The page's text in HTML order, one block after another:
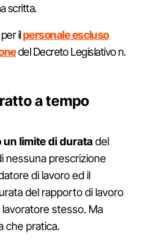
scritta.
ilpersonale escluso
del Decreto Legislativo n.
a tempo
un limite di duratadel
nessuna prescrizione
di lavoro ed il
del rapporto di lavoro
lavoratore stesso. Ma
che pratica.